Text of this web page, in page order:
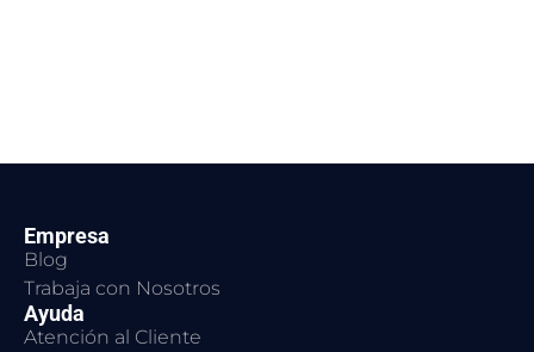
Empresa
Blog
Trabaja con Nosotros
Ayuda
Atención al Cliente